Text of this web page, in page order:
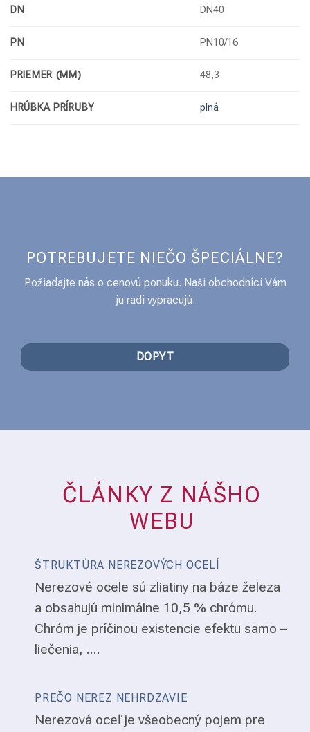
DN DN40
PN PN10/16
PRIEMER (MM) 48,3
HRÚBKA PRÍRUBY plná
POTREBUJETE NIEČO ŠPECIÁLNE?
Požiadajte nás o cenovú ponuku. Naši obchodníci Vám
ju radi vypracujú.
DOPYT
ČLÁNKY Z NÁŠHO
WEBU
ŠTRUKTÚRA NEREZOVÝCH OCELÍ
Nerezové ocele sú zliatiny na báze železa
a obsahujú minimálne 10,5 % chrómu.
Chróm je príčinou existencie efektu samo –
liečenia, ....
PREČO NEREZ NEHRDZAVIE
Nerezová oceľ je všeobecný pojem pre